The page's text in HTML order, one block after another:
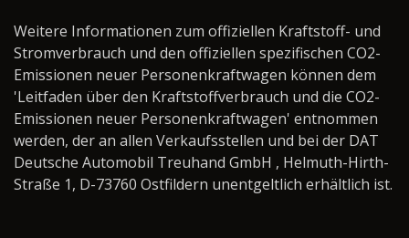
Weitere Informationen zum offiziellen Kraftstoff- und
Stromverbrauch und den offiziellen spezifischen CO2-
Emissionen neuer Personenkraftwagen können dem
'Leitfaden über den Kraftstoffverbrauch und die CO2-
Emissionen neuer Personenkraftwagen' entnommen
werden, der an allen Verkaufsstellen und bei der DAT
Deutsche Automobil Treuhand GmbH , Helmuth-Hirth-
Straße 1, D-73760 Ostfildern unentgeltlich erhältlich ist.